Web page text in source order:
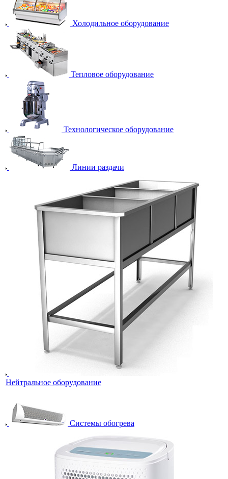
Холодильное оборудование
Тепловое оборудование
Технологическое оборудование
Линии раздачи
Нейтральное оборудование
Системы обогрева